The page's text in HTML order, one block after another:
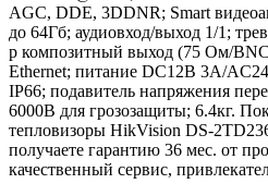
AGC, DDE, 3DDNR; Smart
до 64Гб; аудиовход/выход 1/1;
p композитный выход (75 Ом/
Ethernet; питание DC12В 3A/
IP66; подавитель напряжения
6000B для грозозащиты; 6.4кг.
тепловизоры HikVision DS-
получаете гарантию 36 мес. от
качественный сервис,